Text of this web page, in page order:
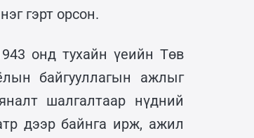
гэрт орсон.
онд тухайн үеийн Төв
байгууллагын ажлыг
шалгалтаар нүдний
дээр байнга ирж, ажил